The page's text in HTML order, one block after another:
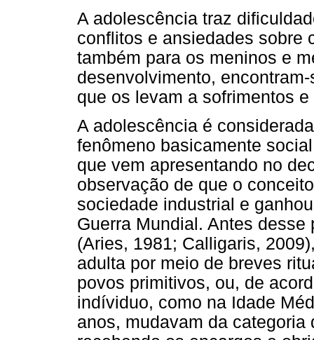
A adolescência traz
conflitos e ansiedades sobre
também para os meninos e
desenvolvimento,
que os levam a sofrimentos
A adolescência é
fenômeno basicamente
que vem apresentando no
observação de que o
sociedade industrial e
Guerra Mundial. Antes
(Aries, 1981; Calligaris,
adulta por meio de breves
povos primitivos, ou, de
indíviduo, como na Idade
anos, mudavam da